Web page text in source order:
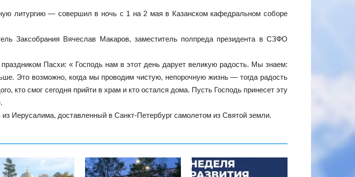
литургию — совершил в ночь с 1 на 2 мая в Казанском кафедральном соборе
Заксобрания Вячеслав Макаров, заместитель полпреда президента в СЗФО
Пасхи: « Господь нам в этот день дарует великую радость. Мы знаем:
Это возможно, когда мы проводим чистую, непорочную жизнь — тогда радость
кто смог сегодня прийти в храм и кто остался дома. Пусть Господь принесет эту
Иерусалима, доставленный в Санкт-Петербург самолетом из Святой земли.